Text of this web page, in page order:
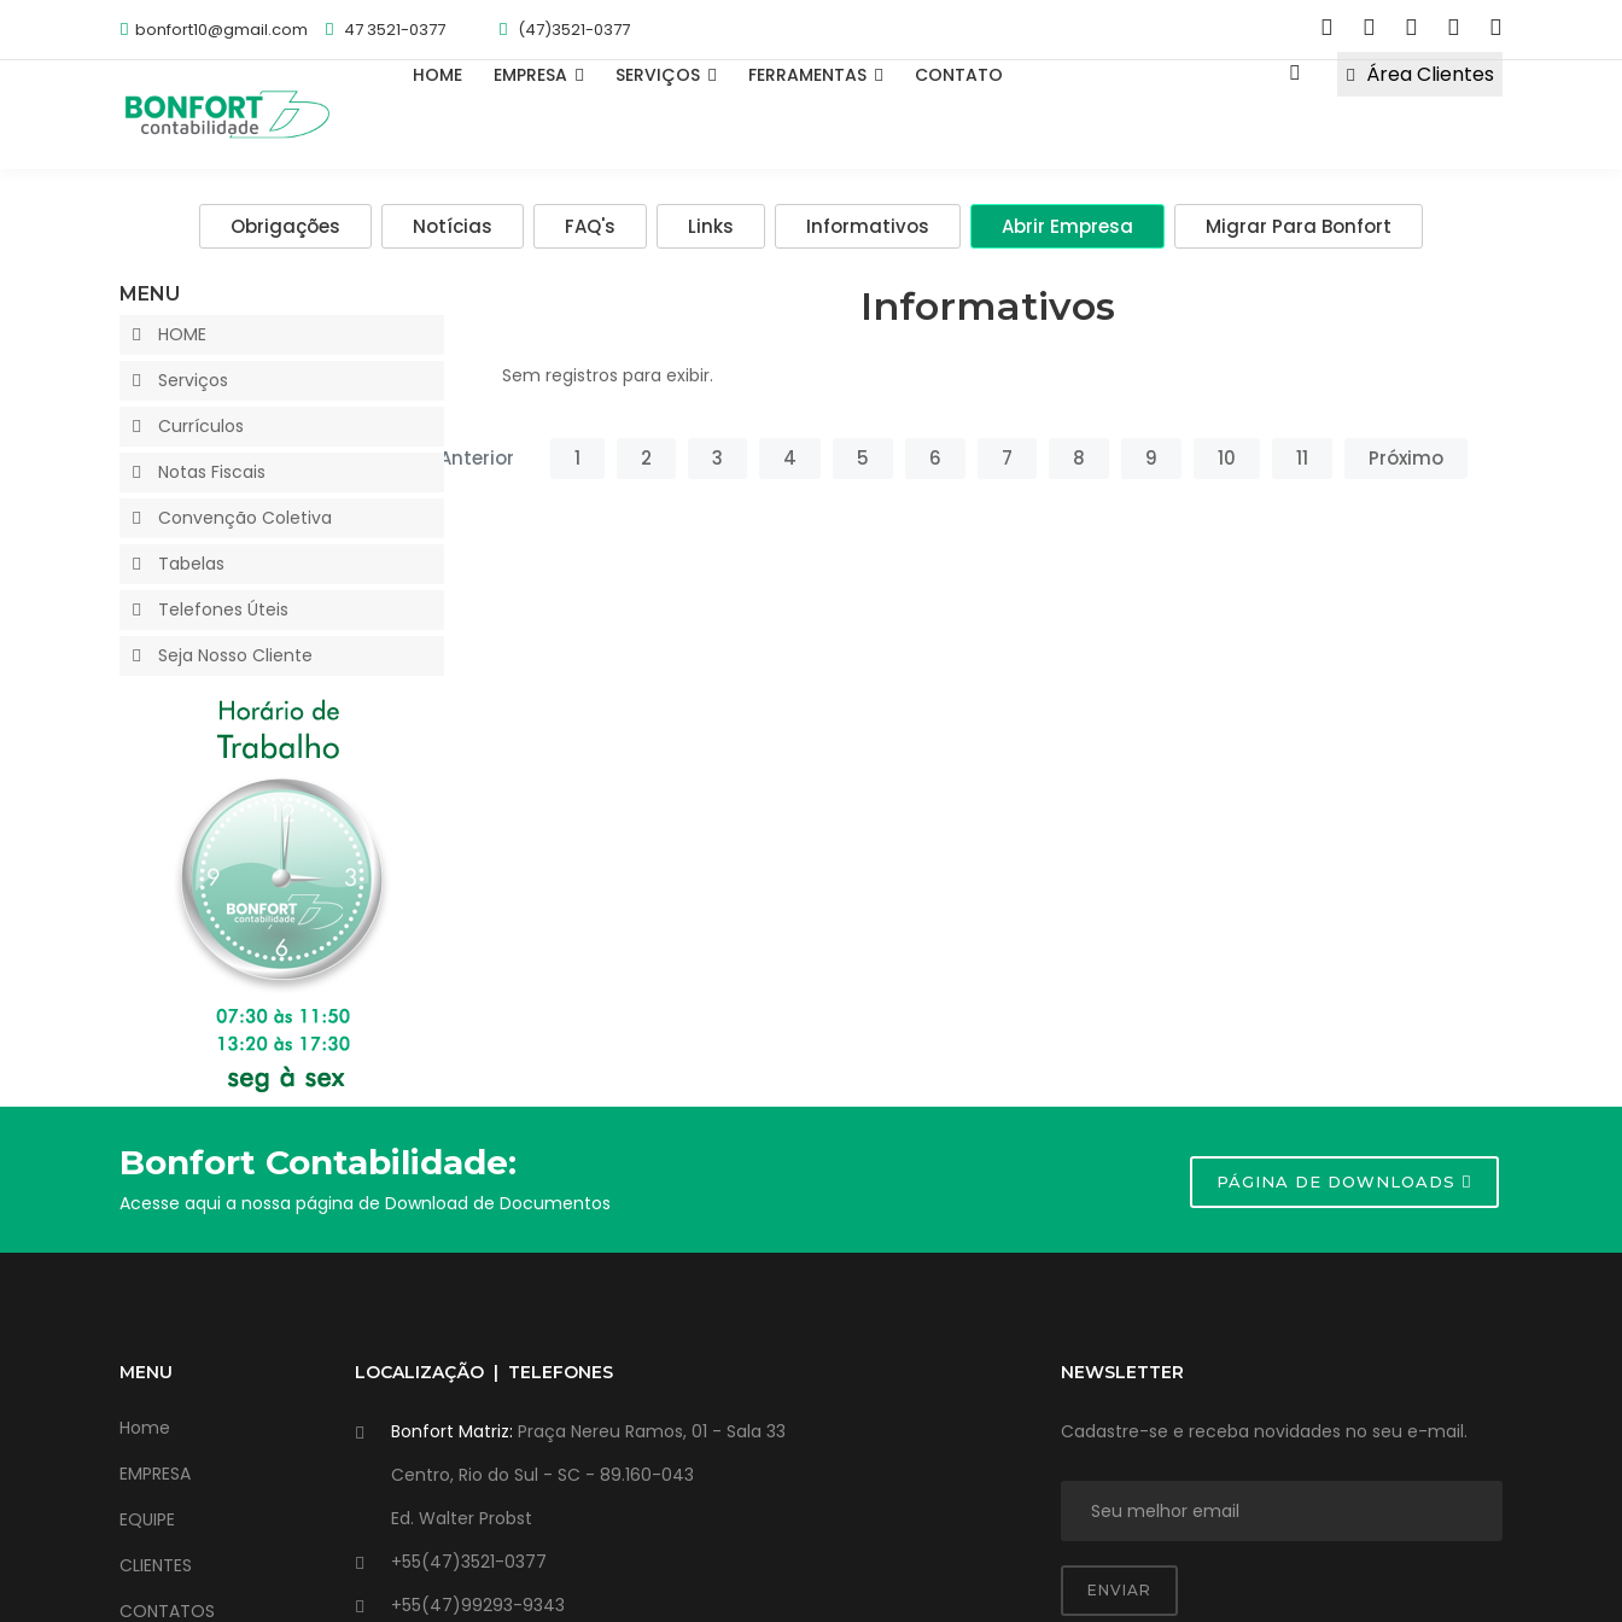
bonfort10@gmail.com 47 3521-0377 (47)3521-0377
HOME EMPRESA SERVIÇOS FERRAMENTAS CONTATO Área Clientes
Obrigações Notícias FAQ's Links Informativos Abrir Empresa Migrar Para Bonfort
Informativos
Sem registros para exibir.
Anterior 1 2 3 4 5 6 7 8 9 10 11 Próximo
MENU
HOME
Serviços
Currículos
Notas Fiscais
Convenção Coletiva
Tabelas
Telefones Úteis
Seja Nosso Cliente
Bonfort Contabilidade:
Acesse aqui a nossa página de Download de Documentos
PÁGINA DE DOWNLOADS
MENU
Home
EMPRESA
EQUIPE
CLIENTES
CONTATOS
LOCALIZAÇÃO | TELEFONES
Bonfort Matriz: Praça Nereu Ramos, 01 - Sala 33
Centro, Rio do Sul - SC - 89.160-043
Ed. Walter Probst
+55(47)3521-0377
+55(47)99293-9343
NEWSLETTER
Cadastre-se e receba novidades no seu e-mail.
ENVIAR